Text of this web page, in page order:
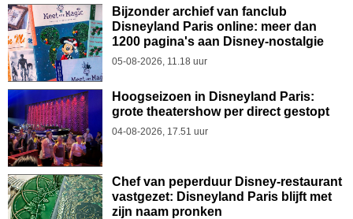
Bijzonder archief van fanclub
Disneyland Paris online: meer dan
1200 pagina's aan Disney-nostalgie
05-08-2026, 11.18 uur
Hoogseizoen in Disneyland Paris:
grote theatershow per direct gestopt
04-08-2026, 17.51 uur
Chef van peperduur Disney-restaurant
vastgezet: Disneyland Paris blijft met
zijn naam pronken